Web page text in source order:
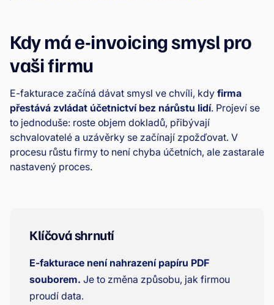
Kdy má e-invoicing smysl pro
vaši firmu
E-fakturace začíná dávat smysl ve chvíli, kdy firma
přestává zvládat účetnictví bez nárůstu lidí. Projeví se
to jednoduše: roste objem dokladů, přibývají
schvalovatelé a uzávěrky se začínají zpožďovat. V
procesu růstu firmy to není chyba účetních, ale zastarale
nastavený proces.
Klíčová shrnutí
E-fakturace není nahrazení papíru PDF
souborem. Je to změna způsobu, jak firmou
proudí data.